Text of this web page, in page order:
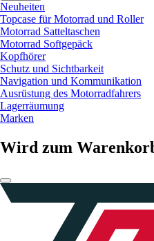
Neuheiten
Topcase für Motorrad und Roller
Motorrad Satteltaschen
Motorrad Softgepäck
Kopfhörer
Schutz und Sichtbarkeit
Navigation und Kommunikation
Ausrüstung des Motorradfahrers
Lagerräumung
Marken
Wird zum